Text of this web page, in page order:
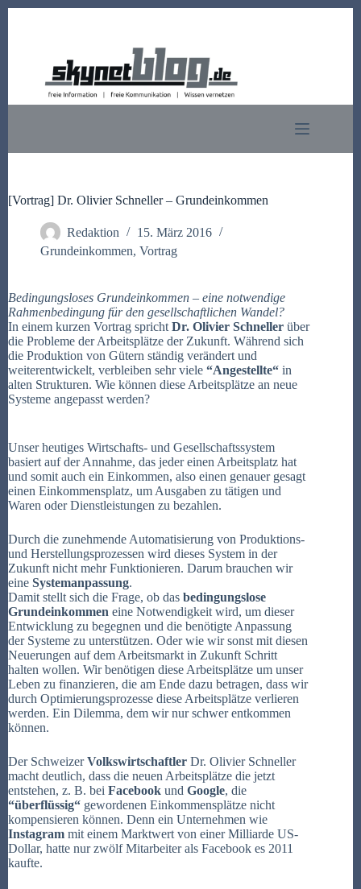
[Vortrag] Dr. Olivier Schneller – Grundeinkommen
Redaktion
15. März 2016
Grundeinkommen, Vortrag
Bedingungsloses Grundeinkommen – eine notwendige
Rahmenbedingung für den gesellschaftlichen Wandel?
In einem kurzen Vortrag spricht Dr. Olivier Schneller über
die Probleme der Arbeitsplätze der Zukunft. Während sich
die Produktion von Gütern ständig verändert und
weiterentwickelt, verbleiben sehr viele “Angestellte“ in
alten Strukturen. Wie können diese Arbeitsplätze an neue
Systeme angepasst werden?
Unser heutiges Wirtschafts- und Gesellschaftssystem
basiert auf der Annahme, das jeder einen Arbeitsplatz hat
und somit auch ein Einkommen, also einen genauer gesagt
einen Einkommensplatz, um Ausgaben zu tätigen und
Waren oder Dienstleistungen zu bezahlen.
Durch die zunehmende Automatisierung von Produktions-
und Herstellungsprozessen wird dieses System in der
Zukunft nicht mehr Funktionieren. Darum brauchen wir
eine Systemanpassung.
Damit stellt sich die Frage, ob das bedingungslose
Grundeinkommen eine Notwendigkeit wird, um dieser
Entwicklung zu begegnen und die benötigte Anpassung
der Systeme zu unterstützen. Oder wie wir sonst mit diesen
Neuerungen auf dem Arbeitsmarkt in Zukunft Schritt
halten wollen. Wir benötigen diese Arbeitsplätze um unser
Leben zu finanzieren, die am Ende dazu betragen, dass wir
durch Optimierungsprozesse diese Arbeitsplätze verlieren
werden. Ein Dilemma, dem wir nur schwer entkommen
können.
Der SchweizerVolkswirtschaftler Dr. Olivier Schneller
macht deutlich, dass die neuen Arbeitsplätze die jetzt
entstehen, z. B. bei Facebook und Google, die
“überflüssig“ gewordenen Einkommensplätze nicht
kompensieren können. Denn ein Unternehmen wie
Instagram mit einem Marktwert von einer Milliarde US-
Dollar, hatte nur zwölf Mitarbeiter als Facebook es 2011
kaufte.